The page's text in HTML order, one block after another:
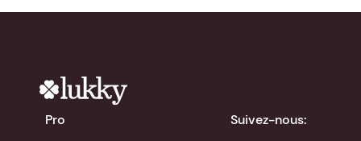
Pro
Suivez-nous: